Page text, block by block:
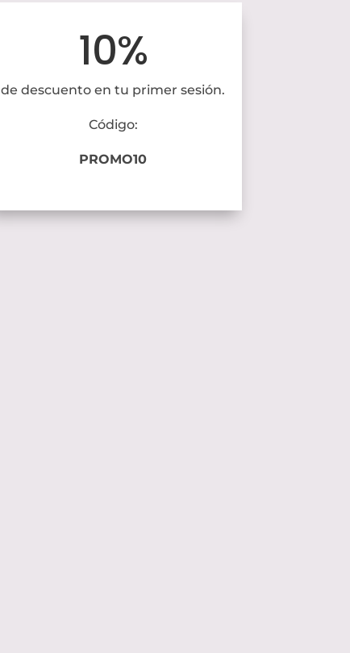
10%
de descuento en tu primer sesión.
Código:
PROMO10